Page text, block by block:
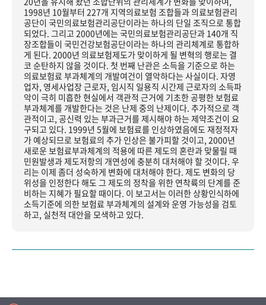
1998년 10월부터 227개 지역의료보험 조합들과 의료보험관리
공단이 국민의료보험관리공단이라는 하나의 단일 조직으로 통합
되었다. 그리고 2000년에는 국민의료보험관리공단과 140개 직
장조합들이 국민건강보험공단이라는 하나의 관리체계로 통합하
게 된다. 2000년 의료보험제도가 맞이하게 될 변혁의 행로는 결
코 순탄하지 않을 것이다. 첫 번째 난관은 소득을 기준으로 하는
의료보험료 부과체계의 개발여건이 열악하다는 사실이다. 자영
업자, 영세사업장 근로자, 임시직 일용직 시간제 근로자의 소득파
악이 극히 미흡한 현실에서 객관적 근거에 기초한 공평한 보험료
부과체계를 개발한다는 것은 난제 중의 난제이다. 추가적으로 객
관적이고, 공신력 있는 부과근거를 제시해야 하는 제약조건이 요
구되고 있다. 1999년 5월에 보험료를 인상하였음에도 재정적자
가 예상되므로 보험료의 추가 인상은 불가피할 것이고, 2000년
새로운 보험료부과체계의 적용에 따른 제도의 혼란과 맞물릴 때
민원발생과 제도저항의 개연성에 충분히 대처해야 할 것이다. 우
리는 이제 좀더 성숙하게 변화에 대처해야 한다. 제도 변화의 당
위성을 인정한다 해도 그 제도의 정착을 위한 연착륙의 단계를 준
비하는 지혜가 필요할 때이다. 이 보고서는 이러한 상황인식하에
소득기준에 의한 보험료 부과체계의 설계와 운영 가능성을 검토
하고, 실천적 대안을 모색하고 있다.